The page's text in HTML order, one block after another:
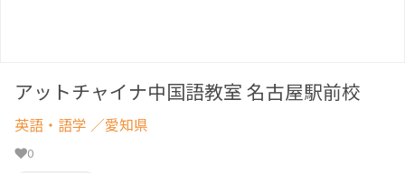
アットチャイナ中国語教室 名古屋駅前校
英語・語学 ／愛知県
0